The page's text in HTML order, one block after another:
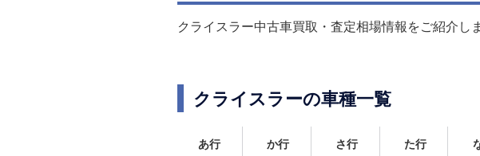
クライスラー中古車買取・査定相場情報をご紹介し
クライスラーの車種一覧
あ行 か行 さ行 た行